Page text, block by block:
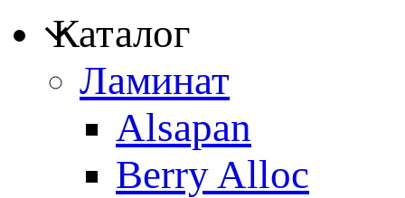
Каталог
Ламинат
Alsapan
Berry Alloc